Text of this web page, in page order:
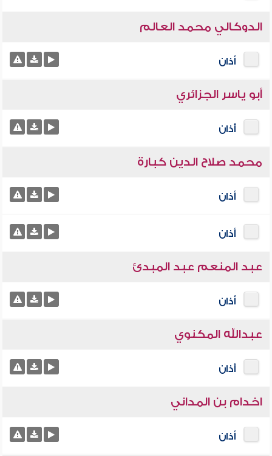
الدوكالي محمد العالم
أذان
أبو ياسر الجزائري
أذان
محمد صلاح الدين كبارة
أذان
أذان
عبد المنعم عبد المبدئ
أذان
عبدالله المكنوي
أذان
اخدام بن المداني
أذان